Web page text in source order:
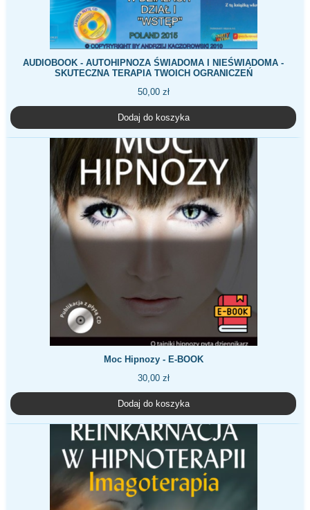
AUDIOBOOK - AUTOHIPNOZA ŚWIADOMA I NIEŚWIADOMA -
SKUTECZNA TERAPIA TWOICH OGRANICZEŃ
50,00 zł
Dodaj do koszyka
Moc Hipnozy - E-BOOK
30,00 zł
Dodaj do koszyka